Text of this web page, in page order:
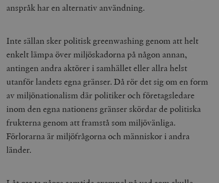
anspråk har en alternativ användning.
Inte sällan sker politisk greenwashing genom att helt
enkelt lämpa över miljöskadorna på någon annan,
antingen andra aktörer i samhället eller allra helst
utanför landets egna gränser. Då rör det sig om en form
av miljönationalism där politiker och företagsledare
inom den egna nationens gränser skördar de politiska
frukterna genom att framstå som miljövänliga.
Förlorarna är miljöfrågorna och människor i andra
länder.